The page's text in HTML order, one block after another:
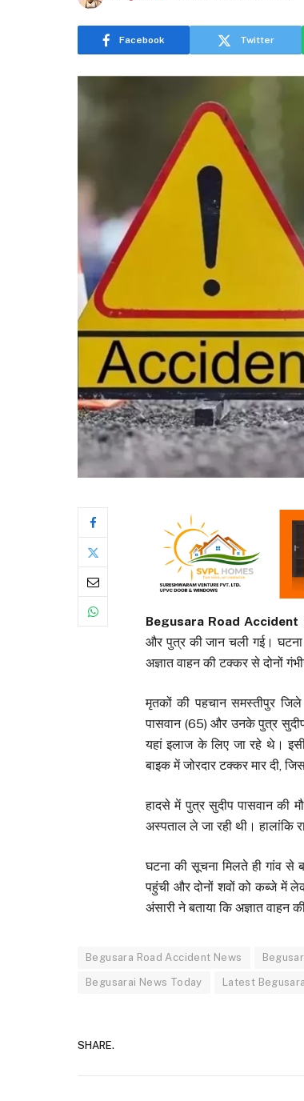
Facebook Twitter
Begusara Road
और पुत्र की जान चली गई। घटना
अज्ञात वाहन की टक्कर से दोनों
मृतकों की पहचान समस्तीपुर जिले
पासवान (65) और उनके पुत्र
यहां इलाज के लिए जा रहे थे।
बाइक में जोरदार टक्कर मार दी,
हादसे में पुत्र सुदीप पासवान की
अस्पताल ले जा रही थी। हालांकि
घटना की सूचना मिलते ही गांव
पहुंची और दोनों शवों को कब्जे में
अंसारी ने बताया कि अज्ञात वाहन
Begusara Road Accident News
Begusarai News Today Latest
SHARE.